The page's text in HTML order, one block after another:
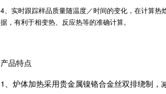
4、实时跟踪样品质量随温度／时间的变化，在计算
据，有利于相变热、反应热等的准确计算。
产品特点
1、炉体加热采用贵金属镍铬合金丝双排绕制，